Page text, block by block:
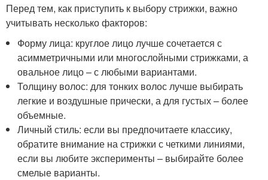
Перед тем, как приступить к выбору стрижки, важно
учитывать несколько факторов:
Форму лица: круглое лицо лучше сочетается с
асимметричными или многослойными стрижками, а
овальное лицо – с любыми вариантами.
Толщину волос: для тонких волос лучше выбирать
легкие и воздушные прически, а для густых – более
объемные.
Личный стиль: если вы предпочитаете классику,
обратите внимание на стрижки с четкими линиями,
если вы любите эксперименты – выбирайте более
смелые варианты.